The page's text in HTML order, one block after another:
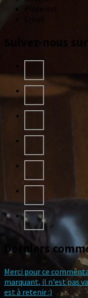
Pinterest
Email
Suivez-nous
Derniers
Merci pour ce
marquant, il n'est pas
est à retenir :)